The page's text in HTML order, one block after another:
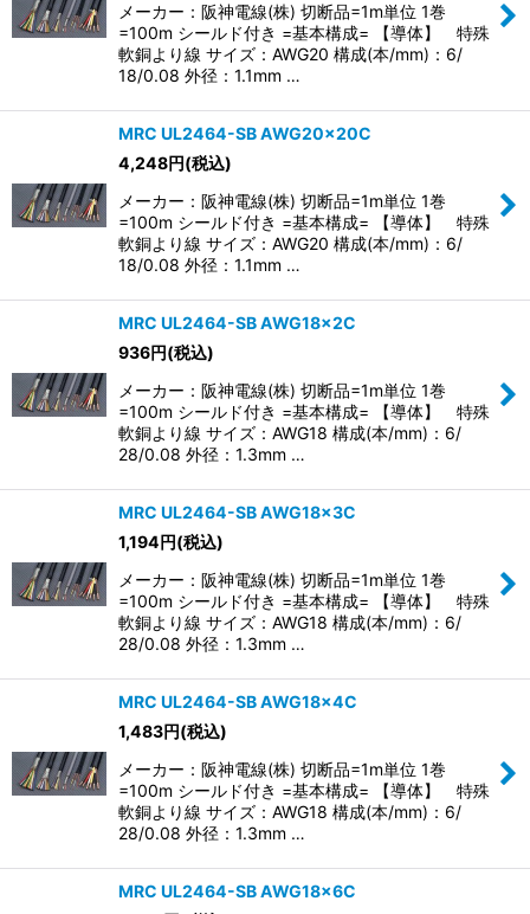
メーカー：阪神電線(株) 切断品=1m単位 1巻
=100m シールド付き =基本構成= 【導体】 特殊
軟銅より線 サイズ：AWG20 構成(本/mm)：6/
18/0.08 外径：1.1mm …
MRC UL2464-SB AWG20×20C
4,248円(税込)
メーカー：阪神電線(株) 切断品=1m単位 1巻
=100m シールド付き =基本構成= 【導体】 特殊
軟銅より線 サイズ：AWG20 構成(本/mm)：6/
18/0.08 外径：1.1mm …
MRC UL2464-SB AWG18×2C
936円(税込)
メーカー：阪神電線(株) 切断品=1m単位 1巻
=100m シールド付き =基本構成= 【導体】 特殊
軟銅より線 サイズ：AWG18 構成(本/mm)：6/
28/0.08 外径：1.3mm …
MRC UL2464-SB AWG18×3C
1,194円(税込)
メーカー：阪神電線(株) 切断品=1m単位 1巻
=100m シールド付き =基本構成= 【導体】 特殊
軟銅より線 サイズ：AWG18 構成(本/mm)：6/
28/0.08 外径：1.3mm …
MRC UL2464-SB AWG18×4C
1,483円(税込)
メーカー：阪神電線(株) 切断品=1m単位 1巻
=100m シールド付き =基本構成= 【導体】 特殊
軟銅より線 サイズ：AWG18 構成(本/mm)：6/
28/0.08 外径：1.3mm …
MRC UL2464-SB AWG18×6C